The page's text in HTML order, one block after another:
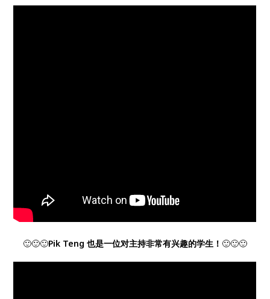
🙂🙂🙂Pik Teng 也是一位对主持非常有兴趣的学生！ 🙂🙂🙂